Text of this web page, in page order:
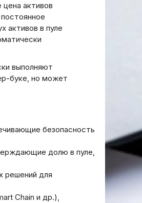
активов
активов в пуле
выполняют
буке, но может
безопасность
долю в пуле,
решений для
Chain и др.),